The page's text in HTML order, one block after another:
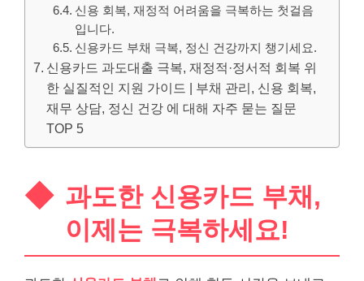
신용 회복, 재정적 어려움을 극복하는 첫걸음
입니다.
신용카드 부채 극복, 정신 건강까지 챙기세요.
신용카드 과도대출 극복, 재정적·정서적 회복 위
한 실질적인 지원 가이드 | 부채 관리, 신용 회복,
재무 상담, 정신 건강 에 대해 자주 묻는 질문
TOP 5
과도한 신용카드 부채,
이제는 극복하세요!